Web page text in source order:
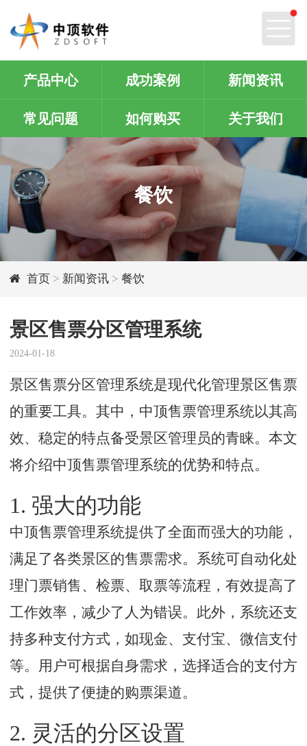
产品中心 成功案例 新闻资讯
常见问题 如何购买 关于我们
餐饮
首页 > 新闻资讯 > 餐饮
景区售票分区管理系统
2024-01-18
景区售票分区管理系统是现代化管理景区售票
的重要工具。其中，中顶售票管理系统以其高
效、稳定的特点备受景区管理员的青睐。本文
将介绍中顶售票管理系统的优势和特点。
1. 强大的功能
中顶售票管理系统提供了全面而强大的功能，
满足了各类景区的售票需求。系统可自动化处
理门票销售、检票、取票等流程，有效提高了
工作效率，减少了人为错误。此外，系统还支
持多种支付方式，如现金、支付宝、微信支付
等。用户可根据自身需求，选择适合的支付方
式，提供了便捷的购票渠道。
2. 灵活的分区设置